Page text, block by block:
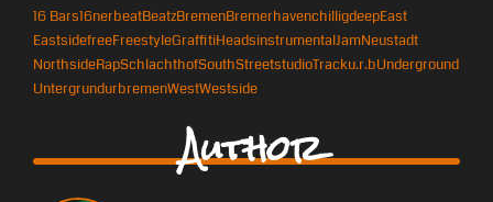
16 Bars16nerbeatBeatzBremenBremerhavenchilligdeepEast
EastsidefreeFreestyleGraffitiHeadsinstrumentalJamNeustadt
NorthsideRapSchlachthofSouthStreetstudioTracku.r.bUnderground
UntergrundurbremenWestWestside
Author